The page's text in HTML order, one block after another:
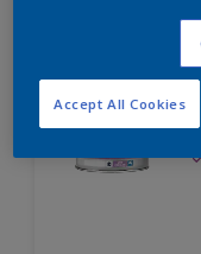
Rubbol BL
Accept All Cookies